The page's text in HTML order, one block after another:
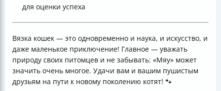
для оценки успеха
Вязка кошек — это одновременно и наука, и искусство, и
даже маленькое приключение! Главное — уважать
природу своих питомцев и не забывать: «Мяу» может
значить очень многое. Удачи вам и вашим пушистым
друзьям на пути к новому поколению котят! 🐾